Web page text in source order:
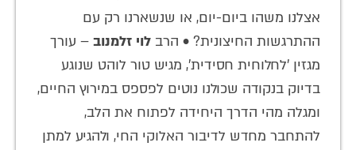
אצלנו משהו ביום-יום, או שנשארנו רק עם
ההתרגשות החיצונית? • הרב לוי זלמנוב – עורך
מגזין 'לחלוחית חסידית', מגיש טור לוהט שנוגע
בדיוק בנקודה שכולנו נוטים לפספס במירוץ החיים,
ומגלה מהי הדרך היחידה לפתוח את הלב,
להתחבר מחדש לדיבור האלוקי החי, ולהגיע למתן